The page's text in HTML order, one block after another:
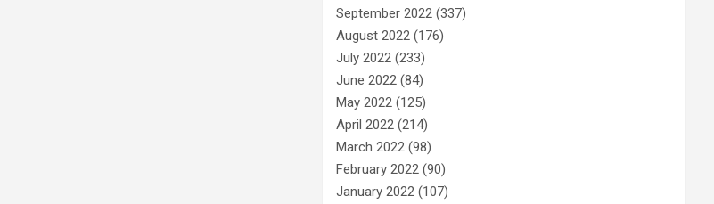
September 2022 (337)
August 2022 (176)
July 2022 (233)
June 2022 (84)
May 2022 (125)
April 2022 (214)
March 2022 (98)
February 2022 (90)
January 2022 (107)